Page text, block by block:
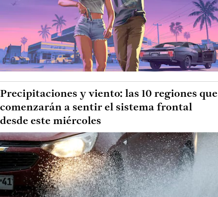
Precipitaciones y viento: las 10 regiones que
comenzarán a sentir el sistema frontal
desde este miércoles